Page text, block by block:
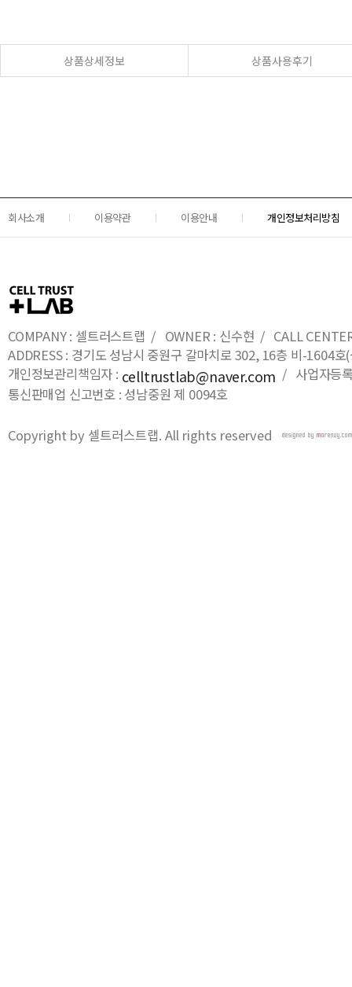
상품상세정보 상품사용후기
회사소개 이용약관 이용안내 개인정보처리방침
COMPANY : 셀트러스트랩 / OWNER : 신수현 / CALL
ADDRESS : 경기도 성남시 중원구 갈마치로 302, 16층 비-1604
개인정보관리책임자 : celltrustlab@naver.com / 사업자등
통신판매업 신고번호 : 성남중원 제 0094호
Copyright by 셀트러스트랩. All rights reserved